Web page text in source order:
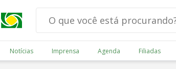
Notícias Imprensa Agenda Filiadas